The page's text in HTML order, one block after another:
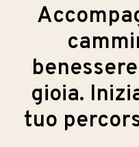
gioia.
tuo